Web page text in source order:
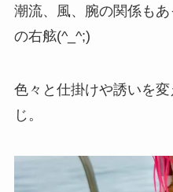
潮流、風、腕の関係も
の右舷(^_^;)
色々と仕掛けや誘いを
じ。